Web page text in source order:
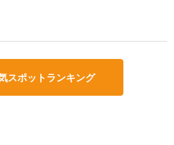
スポットランキング